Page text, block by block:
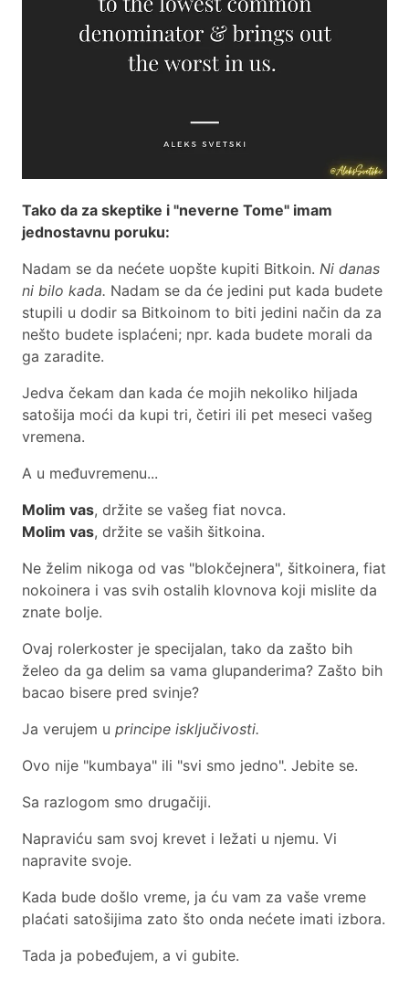
Tako da za skeptike i "neverne Tome" imam
jednostavnu poruku:
Nadam se da nećete uopšte kupiti Bitkoin. Ni danas
ni bilo kada. Nadam se da će jedini put kada budete
stupili u dodir sa Bitkoinom to biti jedini način da za
nešto budete isplaćeni; npr. kada budete morali da
ga zaradite.
Jedva čekam dan kada će mojih nekoliko hiljada
satošija moći da kupi tri, četiri ili pet meseci vašeg
vremena.
A u međuvremenu...
Molim vas, držite se vašeg fiat novca.
Molim vas, držite se vaših šitkoina.
Ne želim nikoga od vas "blokčejnera", šitkoinera, fiat
nokoinera i vas svih ostalih klovnova koji mislite da
znate bolje.
Ovaj rolerkoster je specijalan, tako da zašto bih
želeo da ga delim sa vama glupanderima? Zašto bih
bacao bisere pred svinje?
Ja verujem u principe isključivosti.
Ovo nije "kumbaya" ili "svi smo jedno". Jebite se.
Sa razlogom smo drugačiji.
Napraviću sam svoj krevet i ležati u njemu. Vi
napravite svoje.
Kada bude došlo vreme, ja ću vam za vaše vreme
plaćati satošijima zato što onda nećete imati izbora.
Tada ja pobeđujem, a vi gubite.